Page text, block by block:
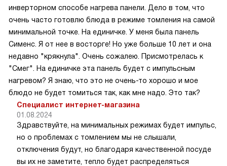
инверторном способе нагрева панели. Дело в том, что
очень часто готовлю блюда в режиме томления на самой
минимальной точке. На единичке. У меня была панель
Сименс. Я от нее в восторге! Но уже больше 10 лет и она
недавно "крякнула". Очень сожалею. Присмотрелась к
"Смег". На единичке эта панель будет с импульсным
нагревом? Я знаю, что это не очень-то хорошо и мое
блюдо не будет томиться так, как мне надо. Это так?
Специалист интернет-магазина
01.08.2024
Здравствуйте, на минимальных режимах будет импульс,
но о проблемах с томлением мы не слышали,
отключения будут, но благодаря качественной посуде
вы их не заметите, тепло будет распределяться